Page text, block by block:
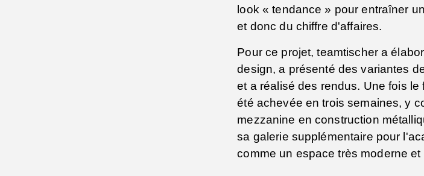
look « tendance » pour entraîner
et donc du chiffre d'affaires.
Pour ce projet, teamtischer a
design, a présenté des variantes
et a réalisé des rendus. Une fois
été achevée en trois semaines, y
mezzanine en construction
sa galerie supplémentaire pour
comme un espace très moderne et